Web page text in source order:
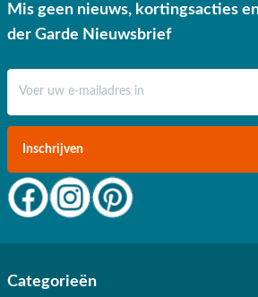
✔ Gratis verzending vanaf €50,-
Mis geen nieuws, kortingsacties
der Garde Nieuwsbrief
Inschrijven
Categorieën